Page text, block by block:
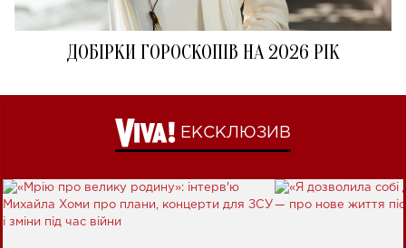
ДОБІРКИ ГОРОСКОПІВ НА 2026 РІК
ЕКСКЛЮЗИВ